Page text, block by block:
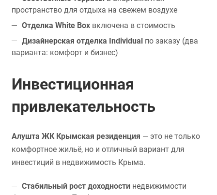
пространство для отдыха на свежем воздухе
Отделка White Box включена в стоимость
Дизайнерская отделка Individual по заказу (два
варианта: комфорт и бизнес)
Инвестиционная
привлекательность
Алушта ЖК Крымская резиденция — это не только
комфортное жильё, но и отличный вариант для
инвестиций в недвижимость Крыма.
Стабильный рост доходности недвижимости